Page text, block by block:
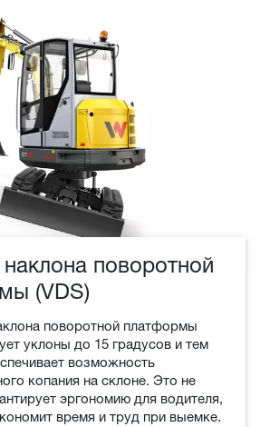
поворотной
(VDS)
поворотной платформы
уклоны до 15 градусов и тем
возможность
копания на склоне. Это не
эргономию для водителя,
время и труд при выемке.